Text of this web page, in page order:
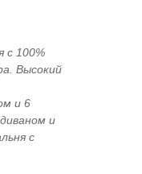
с 100%
Высокий
и 6
и
с